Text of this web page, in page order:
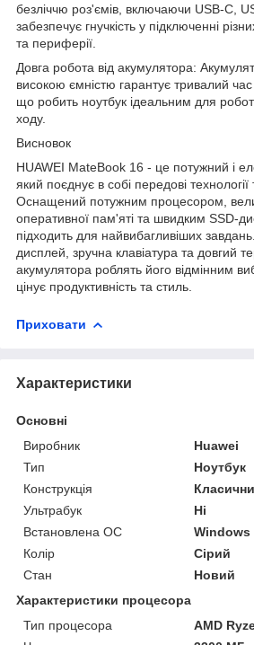
безліччю роз'ємів, включаючи USB-C,
забезпечує гнучкість у підключенні
та периферії.
Довга робота від акумулятора:
високою ємністю гарантує тривалий
що робить ноутбук ідеальним для
ходу.
Висновок
HUAWEI MateBook 16 - це потужний і
який поєднує в собі передові
Оснащений потужним процесором,
оперативної пам'яті та швидким SSD-
підходить для найвибагливіших
дисплей, зручна клавіатура та довгий
акумулятора роблять його відмінним
цінує продуктивність та стиль.
Приховати
Характеристики
Основні
Виробник
Huawei
Тип
Ноутбук
Конструкція
Ультрабук
Ні
Встановлена ОС
Windows
Колір
Сірий
Стан
Новий
Характеристики процесора
Тип процесора
AMD